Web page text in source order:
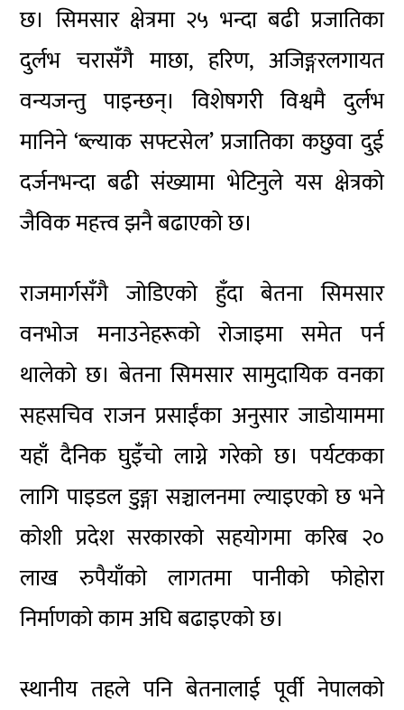
छ। सिमसार क्षेत्रमा २५ भन्दा बढी प्रजातिका
दुर्लभ चरासँगै माछा, हरिण, अजिङ्गरलगायत
वन्यजन्तु पाइन्छन्। विशेषगरी विश्वमै दुर्लभ
मानिने ‘ब्ल्याक सफ्टसेल’ प्रजातिका कछुवा दुई
दर्जनभन्दा बढी संख्यामा भेटिनुले यस क्षेत्रको
जैविक महत्त्व झनै बढाएको छ।
राजमार्गसँगै जोडिएको हुँदा बेतना सिमसार
वनभोज मनाउनेहरूको रोजाइमा समेत पर्न
थालेको छ। बेतना सिमसार सामुदायिक वनका
सहसचिव राजन प्रसाईंका अनुसार जाडोयाममा
यहाँ दैनिक घुइँचो लाग्ने गरेको छ। पर्यटकका
लागि पाइडल डुङ्गा सञ्चालनमा ल्याइएको छ भने
कोशी प्रदेश सरकारको सहयोगमा करिब २०
लाख रुपैयाँको लागतमा पानीको फोहोरा
निर्माणको काम अघि बढाइएको छ।
स्थानीय तहले पनि बेतनालाई पूर्वी नेपालको